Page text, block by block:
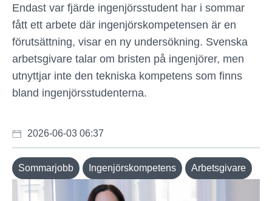
Endast var fjärde ingenjörsstudent har i sommar
fått ett arbete där ingenjörskompetensen är en
förutsättning, visar en ny undersökning. Svenska
arbetsgivare talar om bristen på ingenjörer, men
utnyttjar inte den tekniska kompetens som finns
bland ingenjörsstudenterna.
2026-06-03 06:37
Sommarjobb Ingenjörskompetens Arbetsgivare